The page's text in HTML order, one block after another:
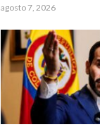
agosto 7, 2026